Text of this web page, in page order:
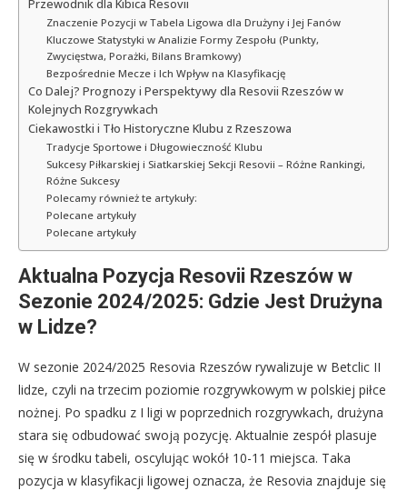
Przewodnik dla Kibica Resovii
Znaczenie Pozycji w Tabela Ligowa dla Drużyny i Jej Fanów
Kluczowe Statystyki w Analizie Formy Zespołu (Punkty,
Zwycięstwa, Porażki, Bilans Bramkowy)
Bezpośrednie Mecze i Ich Wpływ na Klasyfikację
Co Dalej? Prognozy i Perspektywy dla Resovii Rzeszów w
Kolejnych Rozgrywkach
Ciekawostki i Tło Historyczne Klubu z Rzeszowa
Tradycje Sportowe i Długowieczność Klubu
Sukcesy Piłkarskiej i Siatkarskiej Sekcji Resovii – Różne Rankingi,
Różne Sukcesy
Polecamy również te artykuły:
Polecane artykuły
Polecane artykuły
Aktualna Pozycja Resovii Rzeszów w
Sezonie 2024/2025: Gdzie Jest Drużyna
w Lidze?
W sezonie 2024/2025 Resovia Rzeszów rywalizuje w Betclic II
lidze, czyli na trzecim poziomie rozgrywkowym w polskiej piłce
nożnej. Po spadku z I ligi w poprzednich rozgrywkach, drużyna
stara się odbudować swoją pozycję. Aktualnie zespół plasuje
się w środku tabeli, oscylując wokół 10-11 miejsca. Taka
pozycja w klasyfikacji ligowej oznacza, że Resovia znajduje się